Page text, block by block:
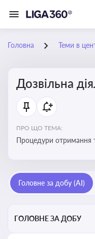
Головна Теми в
Дозвільна
ПРО ЩО ТЕМА:
Процедури отримання
законодавстві, щоб
забезпечити
Головне за добу (AI)
ГОЛОВНЕ ЗА ДОБУ